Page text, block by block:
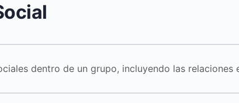
dentro de un grupo, incluyendo las relaciones